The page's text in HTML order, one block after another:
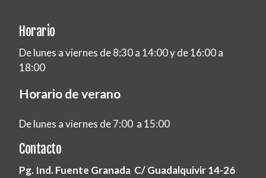
Horario
De lunes a viernes de 8:30 a 14:00 y de 16:00 a
18:00
Horario de verano
De lunes a viernes de 7:00 a 15:00
Contacto
Pg. Ind. Fuente Granada C/ Guadalquivir 14-26